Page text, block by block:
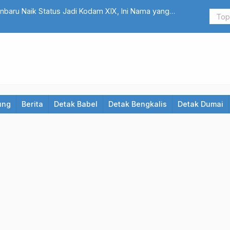
7 Bocah di Bukit Kapur, Korban Diimingi Uang dan
Berita Detak Babel Detak Bengkalis Detak Dumai